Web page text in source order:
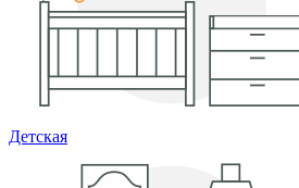
Детская